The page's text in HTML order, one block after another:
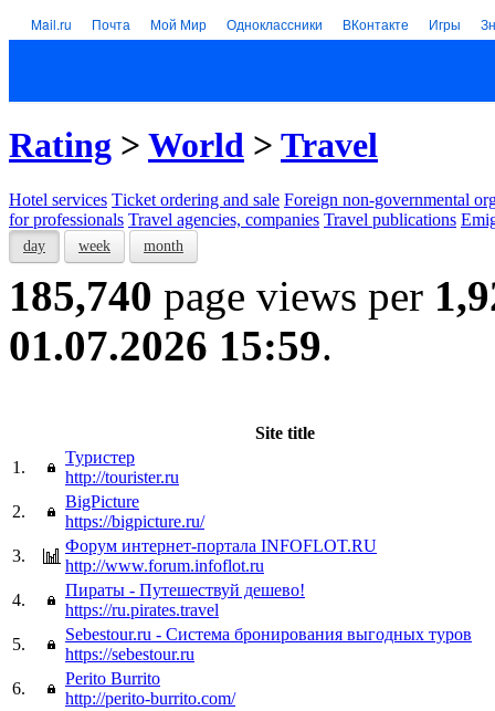
Mail.ru Почта Мой Мир Одноклассники ВКонтакте Игры
Rating > World > Travel
Hotel services Тicket ordering and sale Foreign non-governmental
for professionals Travel agencies, companies Travel publications
day week month
185,740 page views per
01.07.2026 15:59.
Site title
1.
Туристер
http://tourister.ru
2.
BigPicture
https://bigpicture.ru/
3.
Форум интернет-портала INFOFLOT.RU
http://www.forum.infoflot.ru
4.
Пираты - Путешествуй дешево!
https://ru.pirates.travel
5.
Sebestour.ru - Система бронирования выгодных туров
https://sebestour.ru
6.
Perito Burrito
http://perito-burrito.com/